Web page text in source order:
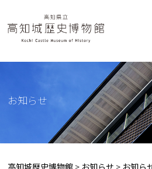
お知らせ
高知城歴史博物館 > お知らせ > お知ら